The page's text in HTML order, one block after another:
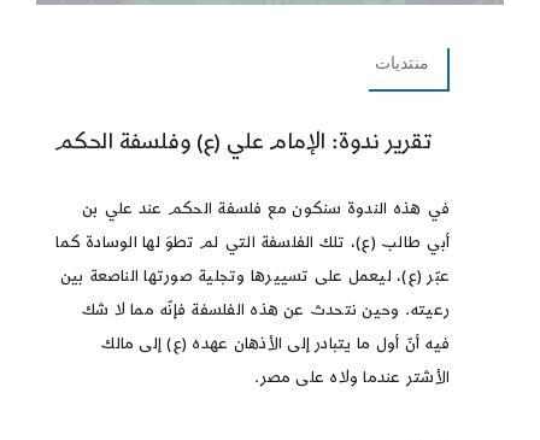
منتديات
تقرير ندوة: الإمام علي (ع) وفلسفة الحكم
في هذه الندوة سنكون مع فلسفة الحكم عند علي بن
أبي طالب (ع)، تلك الفلسفة التي لم تطوَ لها الوسادة كما
عبّر (ع)، ليعمل على تسييرها وتجلية صورتها الناصعة بين
رعيته. وحين نتحدث عن هذه الفلسفة فإنّه مما لا شك
فيه أنّ أول ما يتبادر إلى الأذهان عهده (ع) إلى مالك
الأشتر عندما ولاه على مصر.